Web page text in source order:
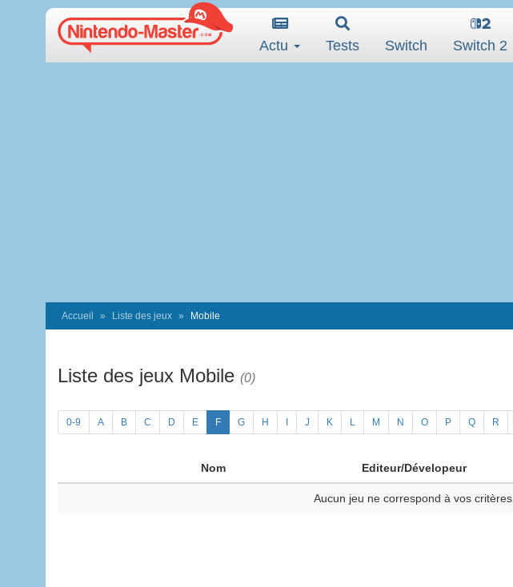
Actu Tests Switch Switch 2
Accueil Liste des jeux Mobile
Liste des jeux Mobile (0)
0-9 A B C D E F G H J K L M N O P Q R
Nom Editeur/Dévelopeur
Aucun jeu ne correspond à vos critères.